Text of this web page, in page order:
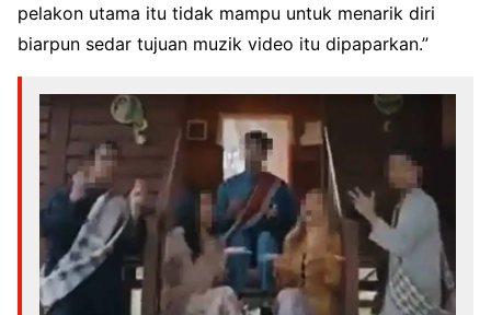
pelakon utama itu tidak mampu untuk menarik diri
biarpun sedar tujuan muzik video itu dipaparkan.”